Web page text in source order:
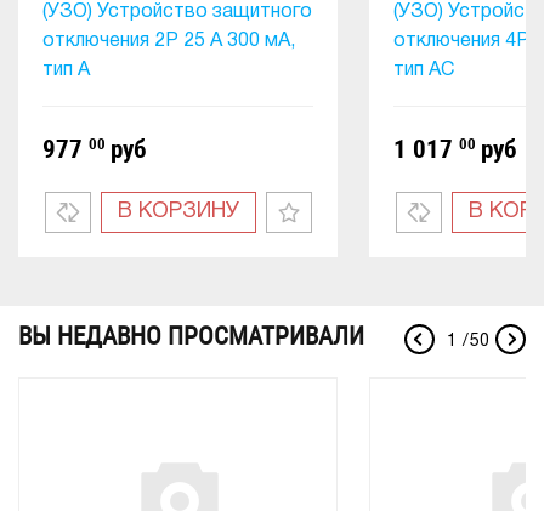
(УЗО) Устройство защитного
отключения 2P 25 A 300 мA,
тип А
977 00 руб
В КОРЗИНУ
(УЗО)
отключения 4P
тип АC
1 017 00 руб
В
ВЫ НЕДАВНО ПРОСМАТРИВАЛИ /50
1